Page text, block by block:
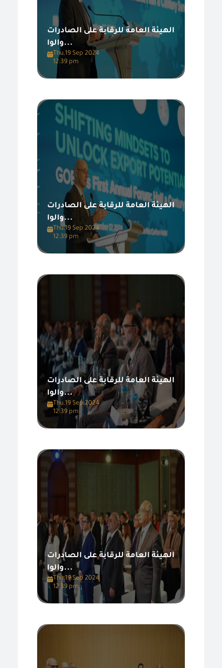
الهيئة العامة للرقابة على الصادرات
والوا...
Thu,19 Sep 2024
12:39 pm
الهيئة العامة للرقابة على الصادرات
والوا...
Thu,19 Sep 2024
12:39 pm
الهيئة العامة للرقابة على الصادرات
والوا...
Thu,19 Sep 2024
12:39 pm
الهيئة العامة للرقابة على الصادرات
والوا...
Thu,19 Sep 2024
12:39 pm